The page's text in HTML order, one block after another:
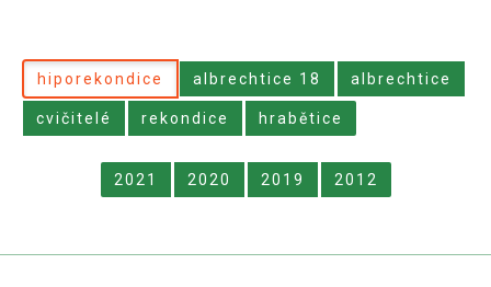
hiporekondice albrechtice 18 albrechtice
cvičitelé rekondice hrabětice
2021 2020 2019 2012